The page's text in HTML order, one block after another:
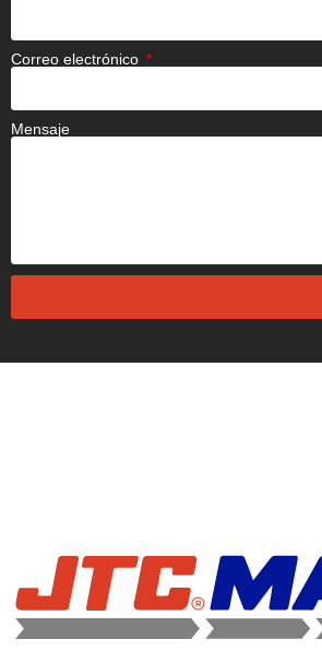
Correo electrónico
Mensaje